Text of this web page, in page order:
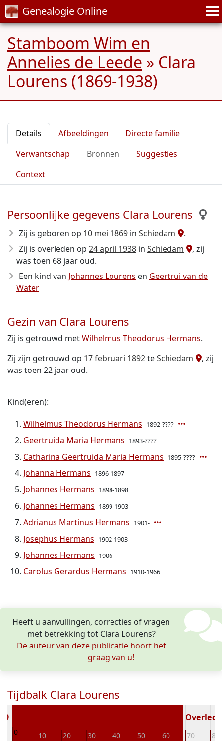
Genealogie Online
Stamboom Wim en
Annelies de Leede » Clara
Lourens (1869-1938)
Details Afbeeldingen
Directe familie
Verwantschap
Bronnen
Suggesties
Context
Persoonlijke gegevens Clara Lourens
Zij is geboren op 10 mei 1869 in Schiedam
.
Zij is overleden op 24 april 1938 in Schiedam
, zij
was toen 68 jaar oud.
Een kind van Johannes Lourens en Geertrui van de
Water
Gezin van Clara Lourens
Zij is getrouwd metWilhelmus Theodorus Hermans.
Zij zijn getrouwd op 17 februari 1892teSchiedam
, zij
was toen 22 jaar oud.
Kind(eren):
Wilhelmus Theodorus Hermans 1892-????
Geertruida Maria Hermans 1893-????
Catharina Geertruida Maria Hermans 1895-????
Johanna Hermans 1896-1897
Johannes Hermans 1898-1898
Johannes Hermans 1899-1903
Adrianus Martinus Hermans 1901-
Josephus Hermans 1902-1903
Johannes Hermans 1906-
Carolus Gerardus Hermans 1910-1966
Heeft u aanvullingen, correcties of vragen
met betrekking tot Clara Lourens?
De auteur van deze publicatie hoort het
graag van u!
Tijdbalk Clara Lourens
0 10 20 30 40 50 60 70 80